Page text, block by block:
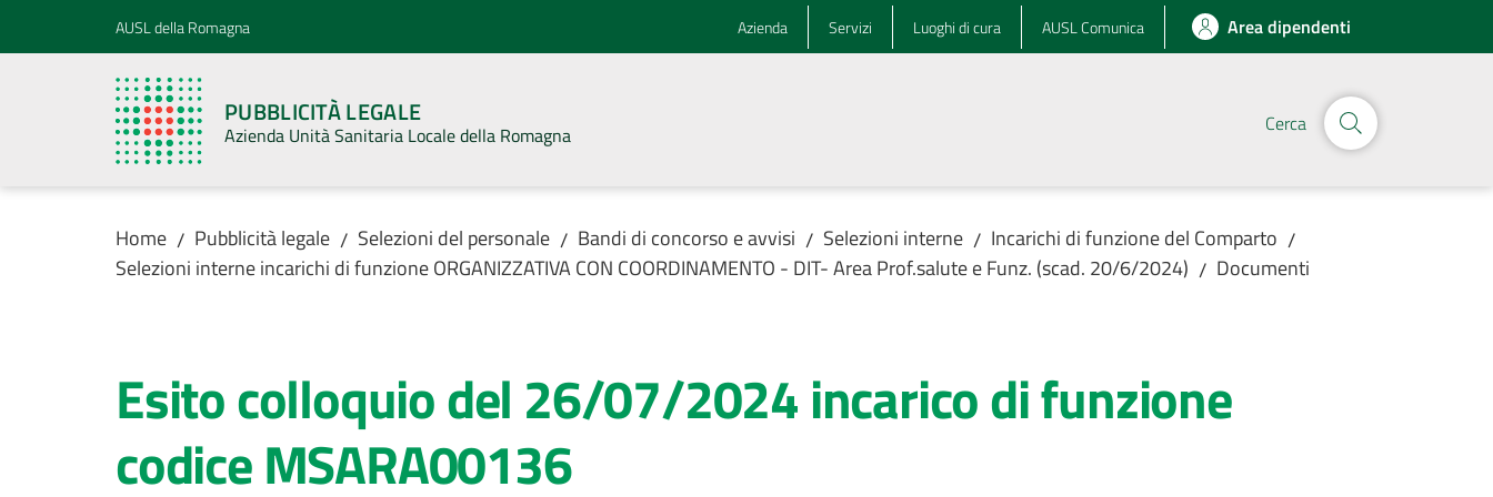
Vai al contenuto
Vai alla navigazioneAUSL della Romagna Azienda Servizi Luoghi di cura AUSL Comunica Area dipendenti
PUBBLICITÀ LEGALE
Azienda Unità Sanitaria Locale della Romagna Cerca
Home / Pubblicità legale / Selezioni del personale / Bandi di concorso e avvisi / Selezioni interne / Incarichi di funzione del Comparto /
Selezioni interne incarichi di funzione ORGANIZZATIVA CON COORDINAMENTO - DIT- Area Prof.salute e Funz. (scad. 20/6/2024) / Documenti
Esito colloquio del 26/07/2024 incarico di funzione
codice MSARA00136